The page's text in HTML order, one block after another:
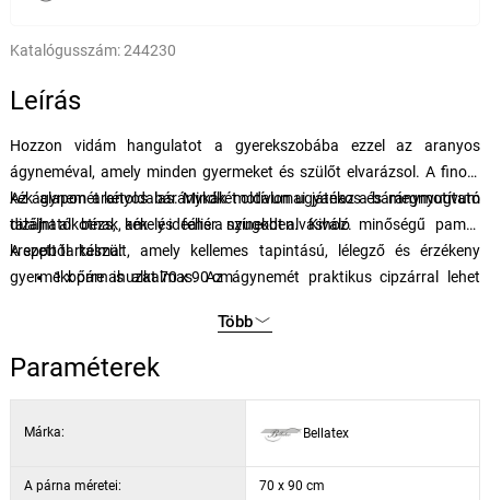
Katalógusszám:244230
Leírás
Hozzon vidám hangulatot a gyerekszobába ezzel az aranyos
ágyneméval, amely minden gyermeket és szülőt elvarázsol. A finom
kék alapon aranyos báránykák motívumai játékos és megnyugtató
dizájnt alkotnak, amely ideális a nyugodt alváshoz.
Az ágynemét kétoldalas. Mindkét oldalon ugyanaz a báránymotívum
található bézs, kék és fehér színekben. Kiváló minőségű pamut
kreppből készült, amely kellemes tapintású, lélegző és érzékeny
gyermekbőrre is alkalmas. Az ágynemét praktikus cipzárral lehet
kényelmes használatot biztosít.
A szett tartalma:
1 x párnahuzat 70 x 90 cm
Több
Paraméterek
Márka: Bellatex
A párna méretei: 70 x 90 cm